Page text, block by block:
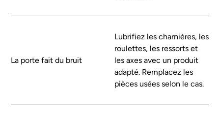
La porte fait du bruit
Lubrifiez les charnières, les
roulettes, les ressorts et
les axes avec un produit
adapté. Remplacez les
pièces usées selon le cas.
MENUISERIES